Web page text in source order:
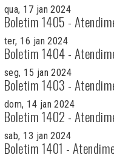
qua, 17 jan 2024
Boletim 1405 -
ter, 16 jan 2024
Boletim 1404 -
seg, 15 jan 2024
Boletim 1403 -
dom, 14 jan 2024
Boletim 1402 -
sab, 13 jan 2024
Boletim 1401 -